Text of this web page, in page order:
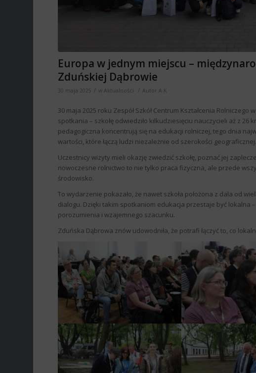
Europa w jednym miejscu –
Zduńskiej Dąbrowie
30 maja 2025 / w Aktualności / Autor A K
30 maja 2025 roku Zespół Szkół Centrum Kształcenia
spotkania – szkołę odwiedziło kilkudziesięciu nauczycieli aż z
pedagogiczna koncentrują się na edukacji rolniczej, tego dnia
wartości, które łączą ludzi niezależnie od szerokości geograficznej.
Uczestnicy wizyty mieli okazję zwiedzić szkołę, poznać jej
nowoczesne rolnictwo to nie tylko praca fizyczna, ale przede
środowisko.
To wydarzenie pokazało, że nawet szkoła położona z dala od
dialogu. Dzięki takim spotkaniom edukacja przestaje być
porozumienia i wzajemnego szacunku.
Zduńska Dąbrowa znów udowodniła, że potrafi łączyć to, co